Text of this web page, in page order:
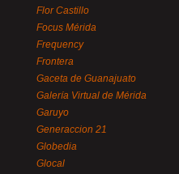
Flor Castillo
Focus Mérida
Frequency
Frontera
Gaceta de Guanajuato
Galería Virtual de Mérida
Garuyo
Generaccion 21
Globedia
Glocal